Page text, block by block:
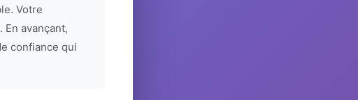
Votre
avançant,
confiance qui